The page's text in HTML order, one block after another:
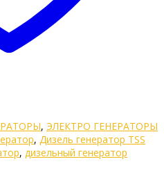
, ЭЛЕКТРО ГЕНЕРАТОРЫ
, Дизель генератор TSS
, дизельный генератор